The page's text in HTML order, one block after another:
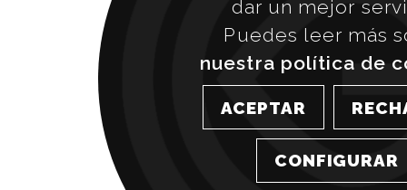
dar un mejor
Puedes leer más
nuestra política de